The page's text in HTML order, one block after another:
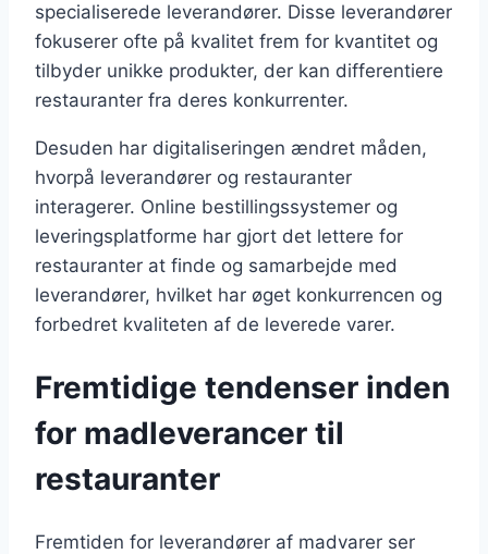
specialiserede leverandører. Disse leverandører
fokuserer ofte på kvalitet frem for kvantitet og
tilbyder unikke produkter, der kan differentiere
restauranter fra deres konkurrenter.
Desuden har digitaliseringen ændret måden,
hvorpå leverandører og restauranter
interagerer. Online bestillingssystemer og
leveringsplatforme har gjort det lettere for
restauranter at finde og samarbejde med
leverandører, hvilket har øget konkurrencen og
forbedret kvaliteten af de leverede varer.
Fremtidige tendenser inden
for madleverancer til
restauranter
Fremtiden for leverandører af madvarer ser